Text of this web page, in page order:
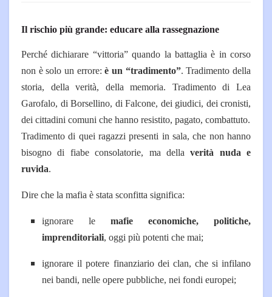
Il rischio più grande: educare alla rassegnazione
Perché dichiarare “vittoria” quando la battaglia è in corso
non è solo un errore:è un “tradimento”.Tradimento della
storia, della verità, della memoria. Tradimento di Lea
Garofalo, di Borsellino, di Falcone, dei giudici, dei cronisti,
dei cittadini comuni che hanno resistito, pagato, combattuto.
Tradimento di quei ragazzi presenti in sala, che non hanno
bisogno di fiabe consolatorie, ma dellaverità nuda e
ruvida.
Dire che la mafia è stata sconfitta significa:
ignorare lemafie economiche, politiche,
imprenditoriali, oggi più potenti che mai;
ignorare il potere finanziario dei clan, che si infilano
nei bandi, nelle opere pubbliche, nei fondi europei;